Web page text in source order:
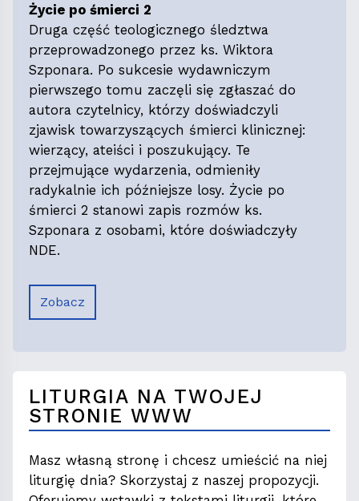
Życie po śmierci 2
Druga część teologicznego śledztwa
przeprowadzonego przez ks. Wiktora
Szponara. Po sukcesie wydawniczym
pierwszego tomu zaczęli się zgłaszać do
autora czytelnicy, którzy doświadczyli
zjawisk towarzyszących śmierci klinicznej:
wierzący, ateiści i poszukujący. Te
przejmujące wydarzenia, odmieniły
radykalnie ich późniejsze losy. Życie po
śmierci 2 stanowi zapis rozmów ks.
Szponara z osobami, które doświadczyły
NDE.
Zobacz
LITURGIA NA TWOJEJ
STRONIE WWW
Masz własną stronę i chcesz umieścić na niej
liturgię dnia? Skorzystaj z naszej propozycji.